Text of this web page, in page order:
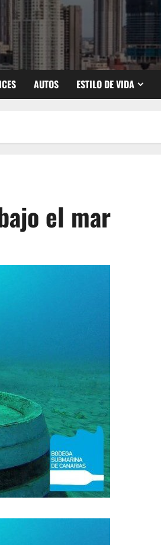
AUTOS ESTILO DE VIDA
el mar